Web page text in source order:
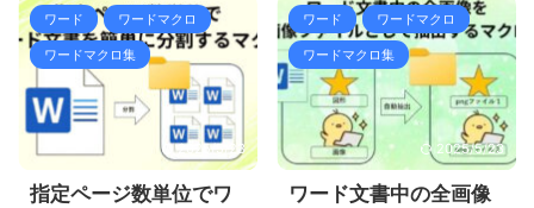
ワード ワードマクロ
ワードマクロ集
2025/5/23
指定ページ数単位でワ
ワード ワードマクロ
ワードマクロ集
2025/5/23
ワード文書中の全画像